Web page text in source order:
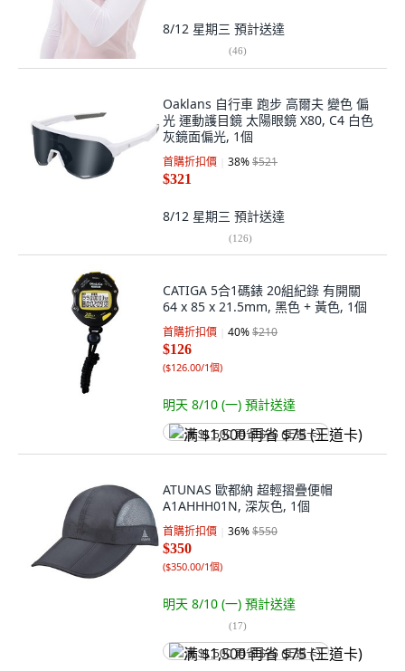
8/12 星期三 預計送達
(46)
Oaklans 自行車 跑步 高爾夫 變色 偏
光 運動護目鏡 太陽眼鏡 X80, C4 白色
灰鏡面偏光, 1個
首購折扣價 38%$521
$321
8/12 星期三 預計送達
(126)
CATIGA 5合1碼錶 20組紀錄 有開關
64 x 85 x 21.5mm, 黑色 + 黃色, 1個
首購折扣價 40%$210
$126
($126.00/1個)
明天 8/10 (一) 預計送達
满 $1,500 再省 $75 (王道卡)
ATUNAS 歐都納 超輕摺疊便帽
A1AHHH01N, 深灰色, 1個
首購折扣價 36%$550
$350
($350.00/1個)
明天 8/10 (一) 預計送達
(17)
满 $1,500 再省 $75 (王道卡)